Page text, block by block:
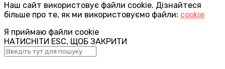
Наш сайт використовує файли cookie. Дізнайтеся
більше про те, як ми використовуємо файли: cookie
Я приймаю файли cookie
НАТИСНІТИ ESC, ЩОБ ЗАКРИТИ